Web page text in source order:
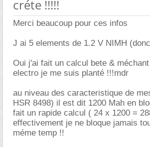
créte !!!!!
Merci beaucoup pour ces infos
J ai 5 elements de 1.2 V NIMH
Oui j'ai fait un calcul bete &
electro je me suis planté !!!mdr
au niveau des caracteristique de
HSR 8498) il est dit 1200 Mah en
fait un rapide calcul ( 24 x 1200 =
effectivement je ne bloque jamais
méme temp !!